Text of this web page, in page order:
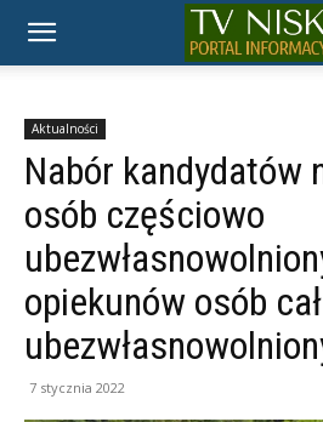
TELEWIZJA
NISKO
Aktualności
Nabór kandydatów
osób częściowo
opiekunów osób
7 stycznia 2022